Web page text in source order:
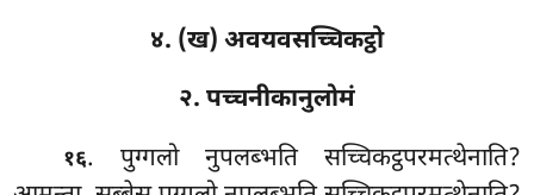
४. (ख) अवयवसच्चिकट्ठो
२. पच्चनीकानुलोमं
१६. पुग्गलो नुपलब्भति सच्चिकट्ठपरमत्थेनाति?